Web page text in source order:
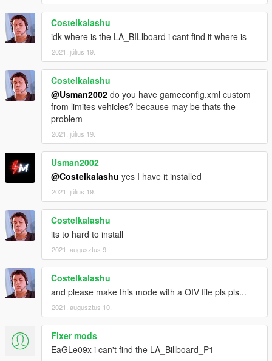
Costelkalashu
idk where is the LA_BILlboard i cant find it where is
2021. július 19.
Costelkalashu
@Usman2002 do you have gameconfig.xml custom
from limites vehicles? because may be thats the
problem
2021. július 19.
Usman2002
@Costelkalashu yes I have it installed
2021. július 19.
Costelkalashu
its to hard to install
2021. augusztus 9.
Costelkalashu
and please make this mode with a OIV file pls pls...
2021. augusztus 10.
Fixer mods
EaGLe09x i can't find the LA_Billboard_P1